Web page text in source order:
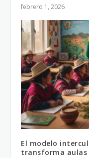
febrero 1, 2026
El modelo
transforma aulas